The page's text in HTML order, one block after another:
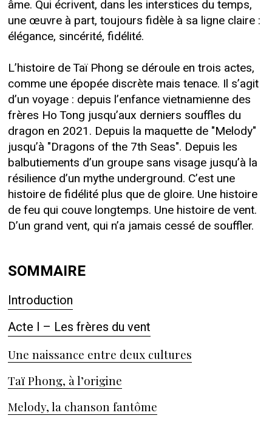
âme. Qui écrivent, dans les interstices du temps,
une œuvre à part, toujours fidèle à sa ligne claire :
élégance, sincérité, fidélité.
L’histoire de Taï Phong se déroule en trois actes,
comme une épopée discrète mais tenace. Il s’agit
d’un voyage : depuis l’enfance vietnamienne des
frères Ho Tong jusqu’aux derniers souffles du
dragon en 2021. Depuis la maquette de "Melody"
jusqu’à "Dragons of the 7th Seas". Depuis les
balbutiements d’un groupe sans visage jusqu’à la
résilience d’un mythe underground. C’est une
histoire de fidélité plus que de gloire. Une histoire
de feu qui couve longtemps. Une histoire de vent.
D’un grand vent, qui n’a jamais cessé de souffler.
SOMMAIRE
Introduction
Acte I – Les frères du vent
Une naissance entre deux cultures
Taï Phong, à l’origine
Melody, la chanson fantôme